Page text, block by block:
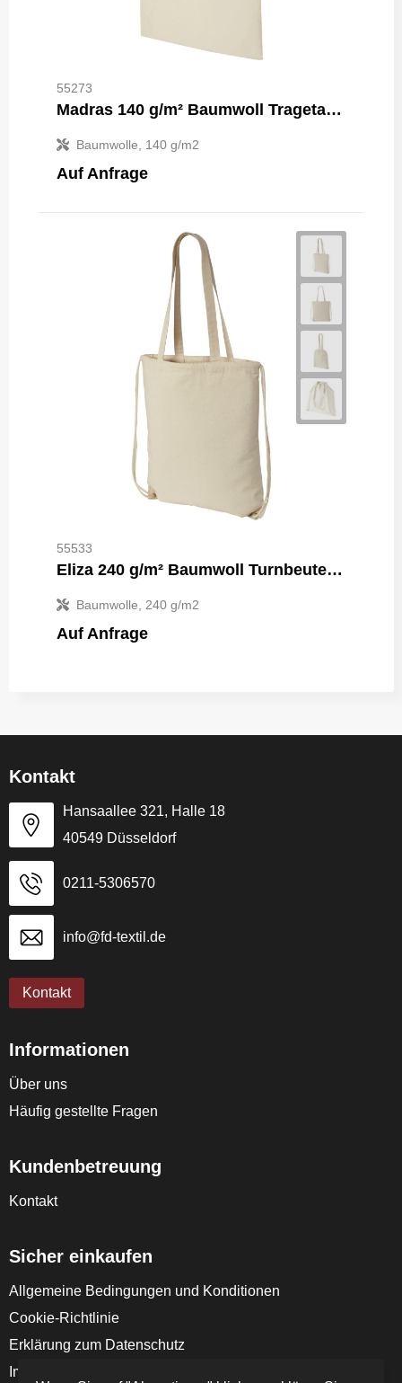
55273
Madras 140 g/m² Baumwoll Tragetasche 7L
Baumwolle, 140 g/m2
Auf Anfrage
55533
Eliza 240 g/m² Baumwoll Turnbeutel 6L
Baumwolle, 240 g/m2
Auf Anfrage
Kontakt
Hansaallee 321, Halle 18
40549 Düsseldorf
0211-5306570
info@fd-textil.de
Kontakt
Informationen
Über uns
Häufig gestellte Fragen
Kundenbetreuung
Kontakt
Sicher einkaufen
Allgemeine Bedingungen und Konditionen
Cookie-Richtlinie
Erklärung zum Datenschutz
Impressum